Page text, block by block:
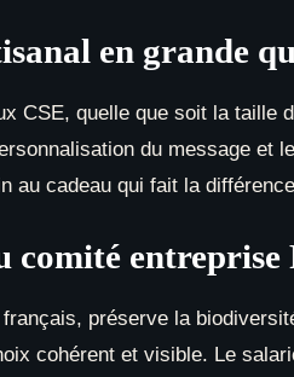
en grande
CSE, quelle que soit la taille
du message et
au cadeau qui fait la
entreprise
préserve la
cohérent et visible. Le